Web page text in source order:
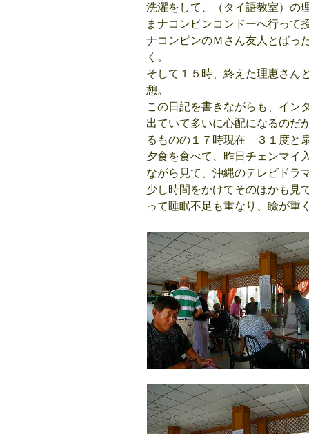
洗濯をして、（タイ語教室）の
まナコンピンコンドーへ行って
ナコンピンのＭさん友人とばっ
く。
そして１５時、終えた理恵さん
憩。
この日記を書きながらも、イン
出ていて多いに心配になるのだ
るものの１７時現在 ３１度と
夕食を食べて、昨日チェンマイ
ながら見て、沖縄のテレビドラ
少し時間をかけてそのほかも見
って睡眠不足も重なり、瞼が重